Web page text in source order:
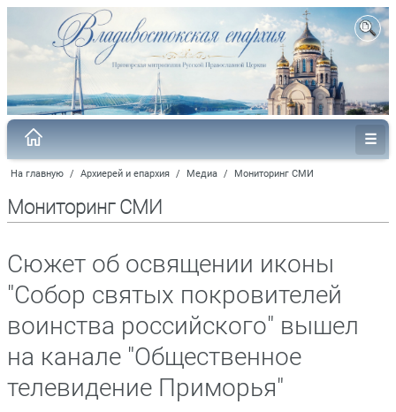
На главную / Архиерей и епархия / Медиа / Мониторинг СМИ
Мониторинг СМИ
Сюжет об освящении иконы
"Собор святых покровителей
воинства российского" вышел
на канале "Общественное
телевидение Приморья"